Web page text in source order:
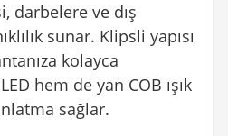
darbelere ve dış
sunar. Klipsli yapısı
kolayca
hem de yan COB ışık
sağlar.